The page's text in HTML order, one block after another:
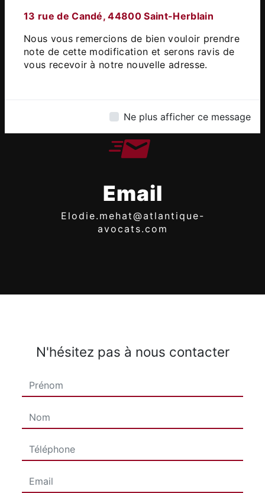
13 rue de Candé, 44800 Saint-Herblain
Nous vous remercions de bien vouloir prendre
note de cette modification et serons ravis de
vous recevoir à notre nouvelle adresse.
Ne plus afficher ce message
Téléphone
Email
elodie.mehat@atlantique-
avocats.com
N'hésitez pas à nous contacter